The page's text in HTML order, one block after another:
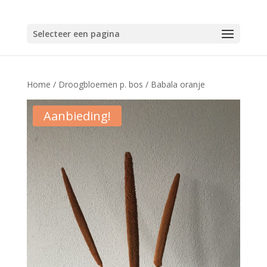
Selecteer een pagina
Home / Droogbloemen p. bos / Babala oranje
Aanbieding!